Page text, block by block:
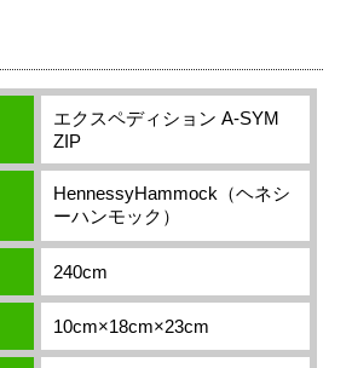
エクスペディション A-SYM
ZIP
HennessyHammock（ヘネシ
ーハンモック）
240cm
10cm×18cm×23cm